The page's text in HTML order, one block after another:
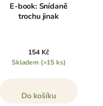
E-book: Snídaně
trochu jinak
154 Kč
Skladem (>15 ks)
Do košíku